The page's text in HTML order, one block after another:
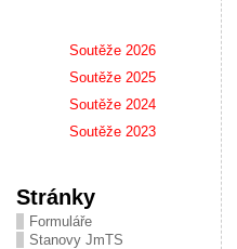
Soutěže 2026
Soutěže 2025
Soutěže 2024
Soutěže 2023
Stránky
Formuláře
Stanovy JmTS